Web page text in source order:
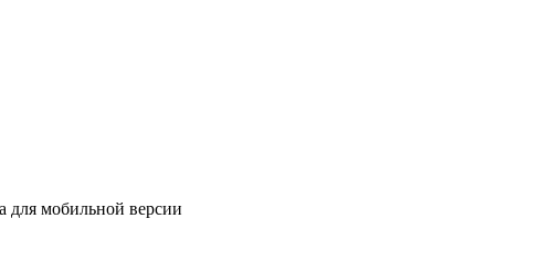
для мобильной версии